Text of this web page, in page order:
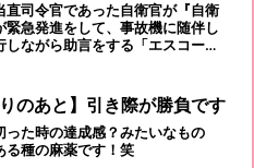
直司令官であった自衛官が『自衛
緊急発進をして、事故機に随伴し
しながら助言をする「エスコート
りのあと】引き際が勝負です
った時の達成感？みたいなもの
る種の麻薬です！笑